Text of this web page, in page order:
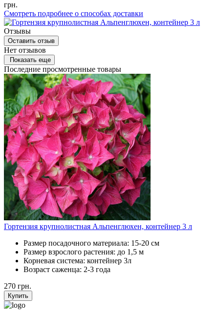
грн.
Смотреть подробнее о способах доставки
Отзывы
Оставить отзыв
Нет отзывов
Показать еще
Последние просмотренные товары
Гортензия крупнолистная Альпенглюхен, контейнер 3 л
Размер посадочного материала: 15-20 см
Размер взрослого растения: до 1,5 м
Корневая система: контейнер 3л
Возраст саженца: 2-3 года
270 грн.
Купить